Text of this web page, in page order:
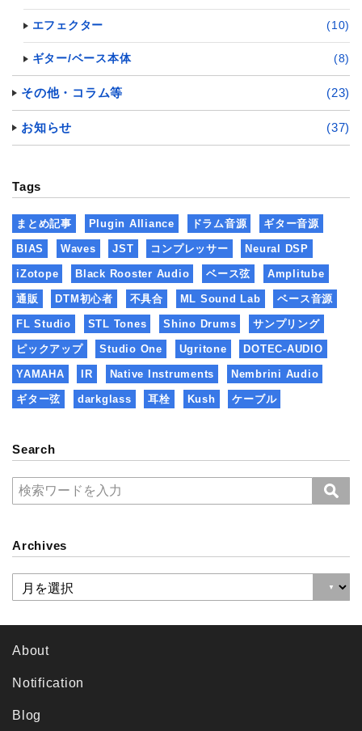
エフェクター (10)
ギター/ベース本体 (8)
その他・コラム等 (23)
お知らせ (37)
Tags
まとめ記事 Plugin Alliance ドラム音源 ギター音源
BIAS Waves JST コンプレッサー Neural DSP
iZotope Black Rooster Audio ベース弦 Amplitube
通販 DTM初心者 不具合 ML Sound Lab ベース音源
FL Studio STL Tones Shino Drums サンプリング
ピックアップ Studio One Ugritone DOTEC-AUDIO
YAMAHA IR Native Instruments Nembrini Audio
ギター弦 darkglass 耳栓 Kush ケーブル
Search
Archives
About
Notification
Blog